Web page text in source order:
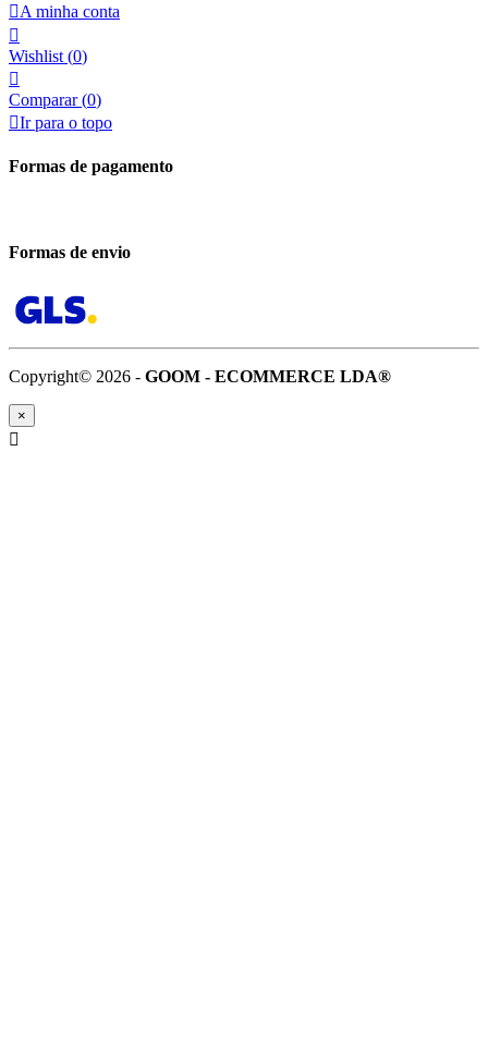
A minha conta

Wishlist (0)

Comparar (0)
Ir para o topo
Formas de pagamento
Formas de envio
Copyright© 2026 - GOOM - ECOMMERCE LDA®
×
